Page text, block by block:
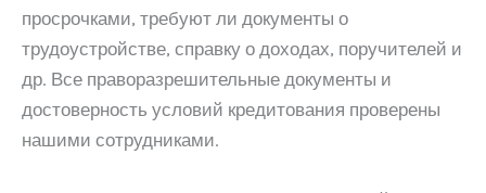
просрочками, требуют ли документы о
трудоустройстве, справку о доходах, поручителей и
др. Все праворазрешительные документы и
достоверность условий кредитования проверены
нашими сотрудниками.